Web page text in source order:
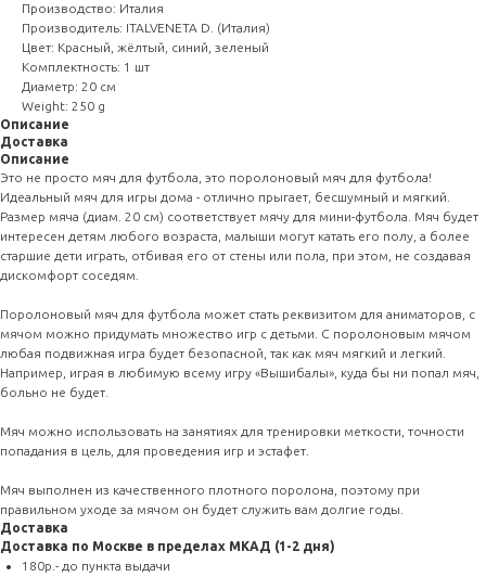
Производство: Италия
Производитель: ITALVENETA D. (Италия)
Цвет: Красный, жёлтый, синий, зеленый
Комплектность: 1 шт
Диаметр: 20 см
Weight: 250 g
Описание
Доставка
Описание
Это не просто мяч для футбола, это поролоновый мяч для футбола!
Идеальный мяч для игры дома - отлично прыгает, бесшумный и мягкий.
Размер мяча (диам. 20 см) соответствует мячу для мини-футбола. Мяч будет
интересен детям любого возраста, малыши могут катать его полу, а более
старшие дети играть, отбивая его от стены или пола, при этом, не создавая
дискомфорт соседям.
Поролоновый мяч для футбола может стать реквизитом для аниматоров, с
мячом можно придумать множество игр с детьми. С поролоновым мячом
любая подвижная игра будет безопасной, так как мяч мягкий и легкий.
Например, играя в любимую всему игру «Вышибалы», куда бы ни попал мяч,
больно не будет.
Мяч можно использовать на занятиях для тренировки меткости, точности
попадания в цель, для проведения игр и эстафет.
Мяч выполнен из качественного плотного поролона, поэтому при
правильном уходе за мячом он будет служить вам долгие годы.
Доставка
Доставка по Москве в пределах МКАД (1-2 дня)
180р.- до пункта выдачи